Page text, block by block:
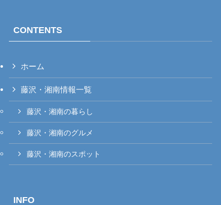
CONTENTS
ホーム
藤沢・湘南情報一覧
藤沢・湘南の暮らし
藤沢・湘南のグルメ
藤沢・湘南のスポット
INFO